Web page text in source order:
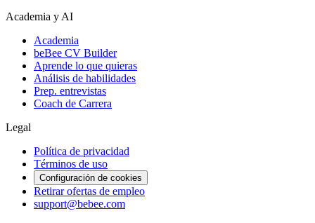
Academia y AI
Academia
beBee CV Builder
Aprende lo que quieras
Análisis de habilidades
Prep. entrevistas
Coach de Carrera
Legal
Política de privacidad
Términos de uso
Configuración de cookies
Retirar ofertas de empleo
support@bebee.com